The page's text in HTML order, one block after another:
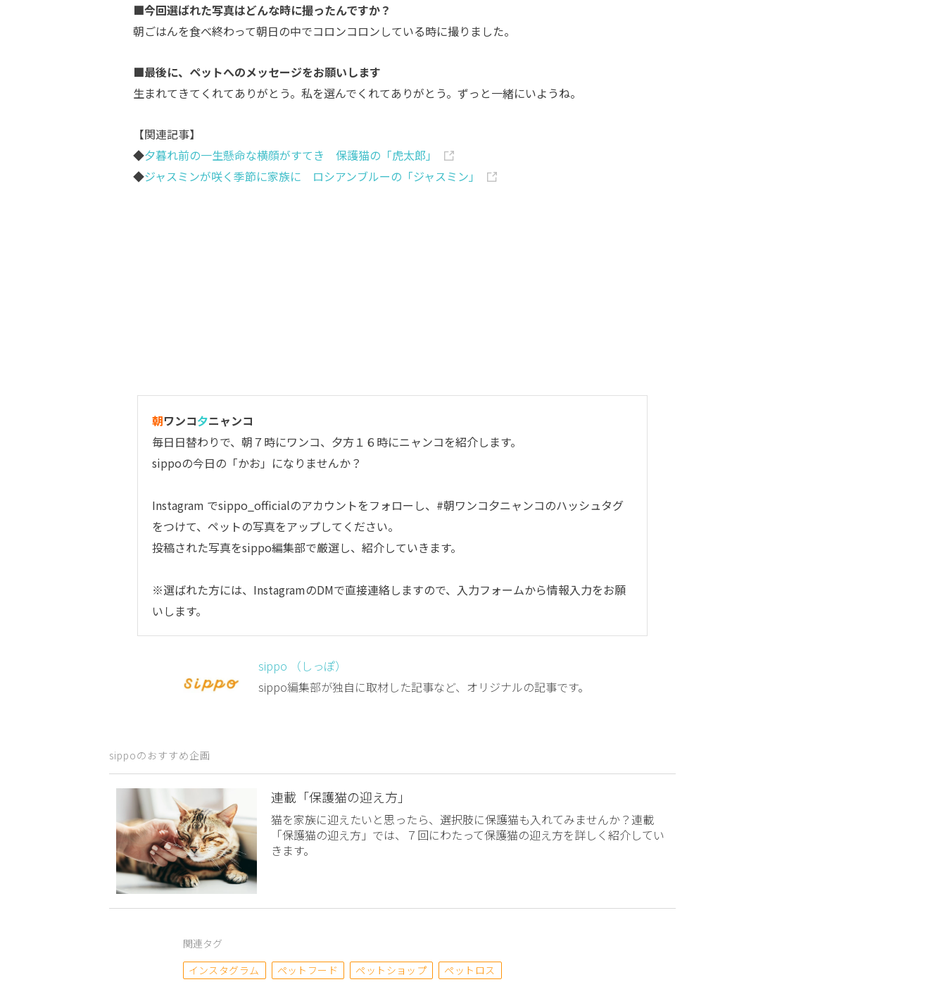
■今回選ばれた写真はどんな時に撮ったんですか？
朝ごはんを食べ終わって朝日の中でコロンコロンしている時に撮りました。
■最後に、ペットへのメッセージをお願いします
生まれてきてくれてありがとう。私を選んでくれてありがとう。ずっと一緒にいようね。
【関連記事】
◆夕暮れ前の一生懸命な横顔がすてき 保護猫の「虎太郎」
◆ジャスミンが咲く季節に家族に ロシアンブルーの「ジャスミン」
朝ワンコ夕ニャンコ
毎日日替わりで、朝７時にワンコ、夕方１６時にニャンコを紹介します。
sippoの今日の「かお」になりませんか？
Instagram でsippo_officialのアカウントをフォローし、 #朝ワンコ夕ニャンコのハッシュタグ
をつけて、ペットの写真をアップしてください。
投稿された写真をsippo編集部で厳選し、紹介していきます。
※選ばれた方には、InstagramのDMで直接連絡しますので、入力フォームから情報入力をお願
いします。
sippo （しっぽ）
sippo編集部が独自に取材した記事など、オリジナルの記事です。
sippoのおすすめ企画
連載「保護猫の迎え方」
猫を家族に迎えたいと思ったら、選択肢に保護猫も入れてみませんか？連載
「保護猫の迎え方」では、７回にわたって保護猫の迎え方を詳しく紹介してい
きます。
関連タグ
インスタグラム
ペットフード ペットショップ ペットロス